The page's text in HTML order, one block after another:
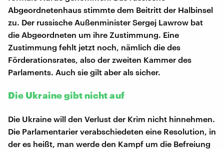
Abgeordnetenhaus stimmte dem Beitritt der Halbinsel
zu. Der russische Außenminister Sergej Lawrow bat
die Abgeordneten um ihre Zustimmung. Eine
Zustimmung fehlt jetzt noch, nämlich die des
Förderationsrates, also der zweiten Kammer des
Parlaments. Auch sie gilt aber als sicher.
Die Ukraine gibt nicht auf
Die Ukraine will den Verlust der Krim nicht hinnehmen.
Die Parlamentarier verabschiedeten eine Resolution, in
der es heißt, man werde den Kampf um die Befreiung